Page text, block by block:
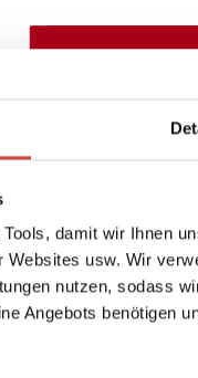
damit wir Ihnen
Websites usw. Wir
nutzen, sodass
Angebots benötigen